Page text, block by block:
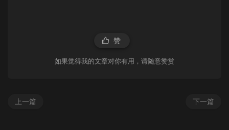
赞
如果觉得我的文章对你有用，请随意赞赏
下一篇
上一篇